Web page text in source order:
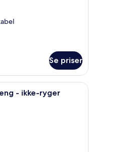
Se priser
over bybilledet.
moderne stue med sofa, rød lænestol,
- ikke-ryger